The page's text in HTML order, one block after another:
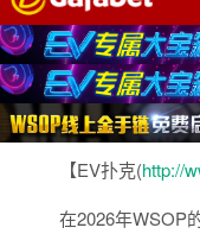
【EV扑克(http://
在2026年WSOP